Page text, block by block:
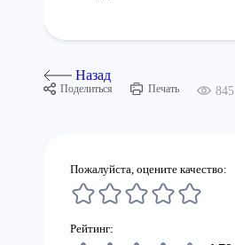
Назад
Поделиться Печать 845
Пожалуйста, оцените качество:
Рейтинг: